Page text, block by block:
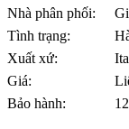
Nhà phân phối:
Tình trạng:
Xuất xứ:
Giá:
Bảo hành: